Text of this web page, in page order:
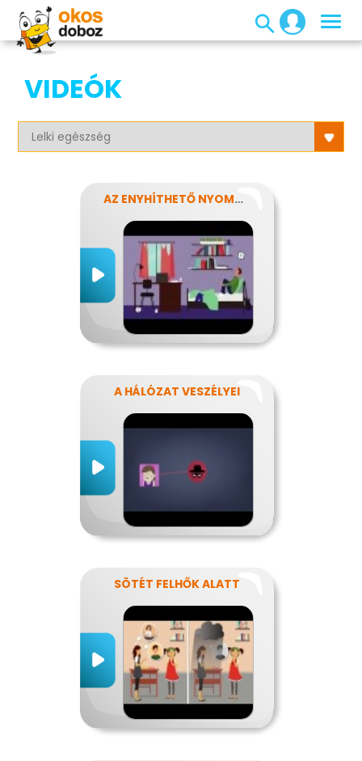
VIDEÓK
AZ ENYHÍTHETŐ NYOMÁS - STRESSZ
A HÁLÓZAT VESZÉLYEI
SÖTÉT FELHŐK ALATT